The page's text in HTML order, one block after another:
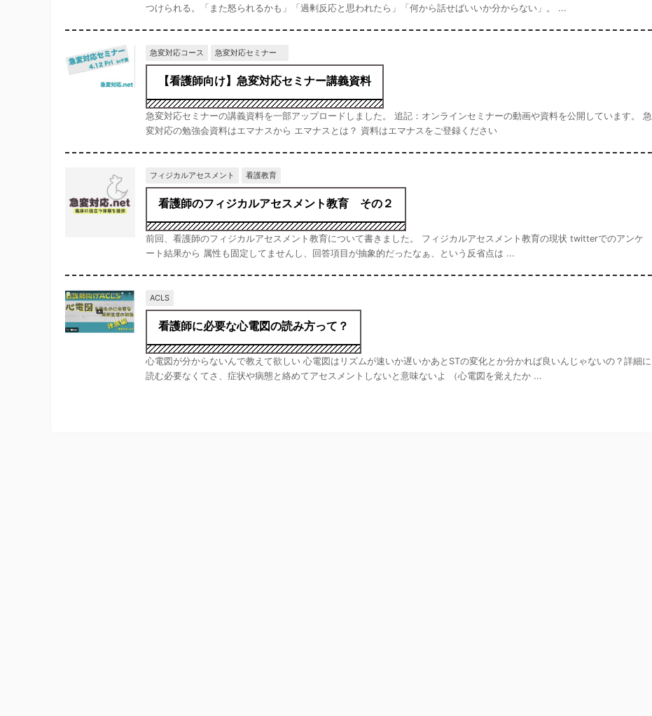
つけられる。「また怒られるかも」「過剰反応と思われたら」「何から話せばいいか分からない」。 ...
急変対応コース 急変対応セミナー
【看護師向け】急変対応セミナー講義資料
急変対応セミナーの講義資料を一部アップロードしました。 追記：オンラインセミナーの動画や資料を公開しています。 急
変対応の勉強会資料はエマナスから エマナスとは？ 資料はエマナスをご登録ください
フィジカルアセスメント 看護教育
看護師のフィジカルアセスメント教育 その２
前回、看護師のフィジカルアセスメント教育について書きました。 フィジカルアセスメント教育の現状 twitterでのアンケ
ート結果から 属性も固定してませんし、回答項目が抽象的だったなぁ、という反省点は ...
ACLS
看護師に必要な心電図の読み方って？
心電図が分からないんで教えて欲しい 心電図はリズムが速いか遅いかあとSTの変化とか分かれば良いんじゃないの？詳細に
読む必要なくてさ、症状や病態と絡めてアセスメントしないと意味ないよ （心電図を覚えたか ...